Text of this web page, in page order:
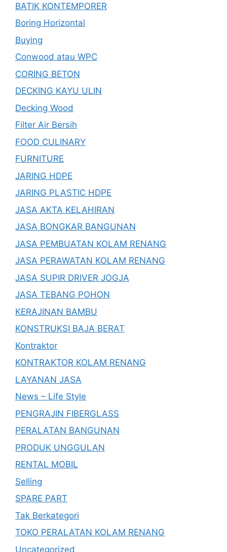
BATIK KONTEMPORER
Boring Horizontal
Buying
Conwood atau WPC
CORING BETON
DECKING KAYU ULIN
Decking Wood
Filter Air Bersih
FOOD CULINARY
FURNITURE
JARING HDPE
JARING PLASTIC HDPE
JASA AKTA KELAHIRAN
JASA BONGKAR BANGUNAN
JASA PEMBUATAN KOLAM RENANG
JASA PERAWATAN KOLAM RENANG
JASA SUPIR DRIVER JOGJA
JASA TEBANG POHON
KERAJINAN BAMBU
KONSTRUKSI BAJA BERAT
Kontraktor
KONTRAKTOR KOLAM RENANG
LAYANAN JASA
News – Life Style
PENGRAJIN FIBERGLASS
PERALATAN BANGUNAN
PRODUK UNGGULAN
RENTAL MOBIL
Selling
SPARE PART
Tak Berkategori
TOKO PERALATAN KOLAM RENANG
Uncategorized